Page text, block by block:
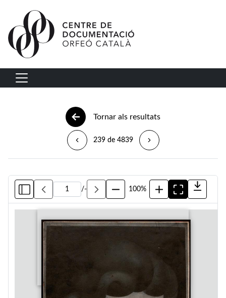
Vés al contingut
Navegació principal
Tornar als resultats
239 de 4839
/- 100%